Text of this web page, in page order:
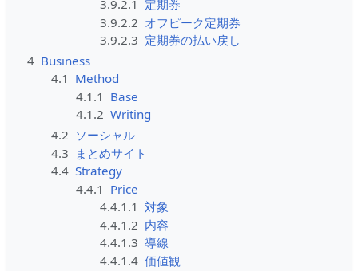
3.9.2.1 定期券
3.9.2.2 オフピーク定期券
3.9.2.3 定期券の払い戻し
4 Business
4.1 Method
4.1.1 Base
4.1.2 Writing
4.2 ソーシャル
4.3 まとめサイト
4.4 Strategy
4.4.1 Price
4.4.1.1 対象
4.4.1.2 内容
4.4.1.3 導線
4.4.1.4 価値観